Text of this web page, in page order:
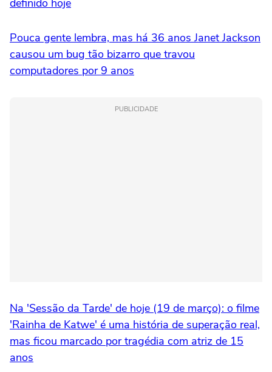
Pouca gente lembra, mas há 36 anos Janet Jackson
causou um bug tão bizarro que travou
computadores por 9 anos
PUBLICIDADE
Na 'Sessão da Tarde' de hoje (19 de março): o filme
'Rainha de Katwe' é uma história de superação real,
mas ficou marcado por tragédia com atriz de 15
anos